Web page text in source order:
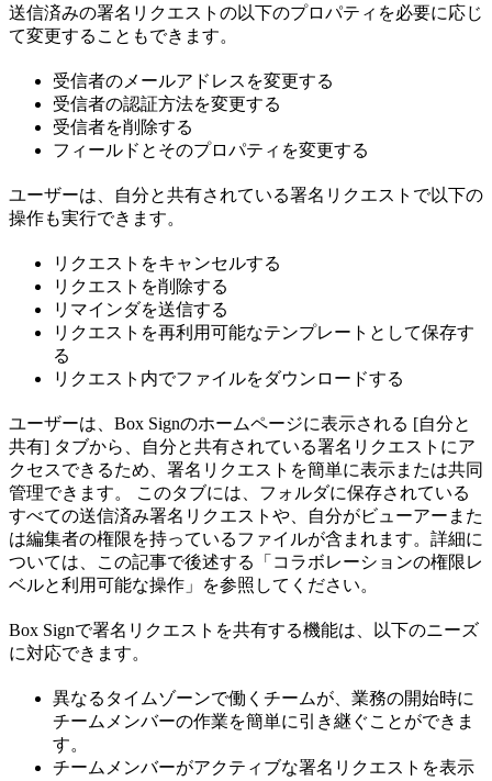
送信済みの署名リクエストの以下のプロパティを必要に応じ
て変更することもできます。
受信者のメールアドレスを変更する
受信者の認証方法を変更する
受信者を削除する
フィールドとそのプロパティを変更する
ユーザーは、自分と共有されている署名リクエストで以下の
操作も実行できます。
リクエストをキャンセルする
リクエストを削除する
リマインダを送信する
リクエストを再利用可能なテンプレートとして保存す
る
リクエスト内でファイルをダウンロードする
ユーザーは、Box Signのホームページに表示される [自分と
共有] タブから、自分と共有されている署名リクエストにア
クセスできるため、署名リクエストを簡単に表示または共同
管理できます。 このタブには、フォルダに保存されている
すべての送信済み署名リクエストや、自分がビューアーまた
は編集者の権限を持っているファイルが含まれます。詳細に
ついては、この記事で後述する「コラボレーションの権限レ
ベルと利用可能な操作」を参照してください。
Box Signで署名リクエストを共有する機能は、以下のニーズ
に対応できます。
異なるタイムゾーンで働くチームが、業務の開始時に
チームメンバーの作業を簡単に引き継ぐことができま
す。
チームメンバーがアクティブな署名リクエストを表示